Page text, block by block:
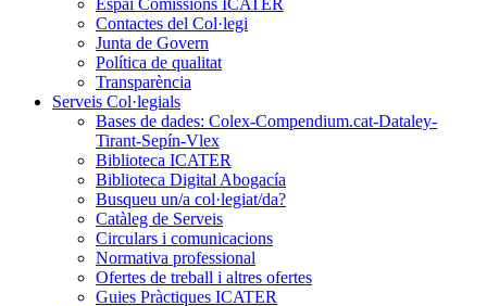
Contactes del Col·legi
Junta de Govern
Política de qualitat
Transparència
Serveis Col·legials
Bases de dades: Colex-Compendium.cat-Dataley-
Tirant-Sepín-Vlex
Biblioteca ICATER
Biblioteca Digital Abogacía
Busqueu un/a col·legiat/da?
Catàleg de Serveis
Circulars i comunicacions
Normativa professional
Ofertes de treball i altres ofertes
Guies Pràctiques ICATER